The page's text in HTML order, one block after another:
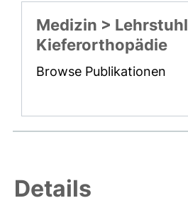
Medizin >
Kieferorthopädie
Browse Publikationen
Details